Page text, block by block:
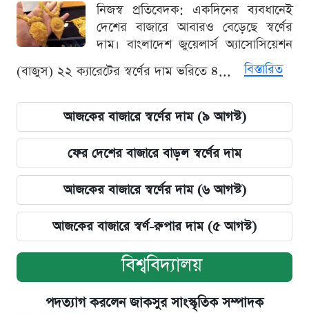
নিজস্ব প্রতিবেদক: একদিনের ব্যবধানেই
দেশের বাজারে আবারও বেড়েছে স্বর্ণের
দাম। বাংলাদেশ জুয়েলার্স অ্যাসোসিয়েশন
(বাজুস) ২২ ক্যারেটের স্বর্ণের দাম ভরিতে ৪...
বিস্তারিত
আজকের বাজারে স্বর্ণের দাম (৯ আগস্ট)
ফের দেশের বাজারে বাড়ল স্বর্ণের দাম
আজকের বাজারে স্বর্ণের দাম (৬ আগস্ট)
আজকের বাজারে স্বর্ণ-রুপার দাম (৫ আগস্ট)
বিশ্ববিদ্যালয়
পদত্যাগ করলেন জাকসুর সাংস্কৃতিক সম্পাদক